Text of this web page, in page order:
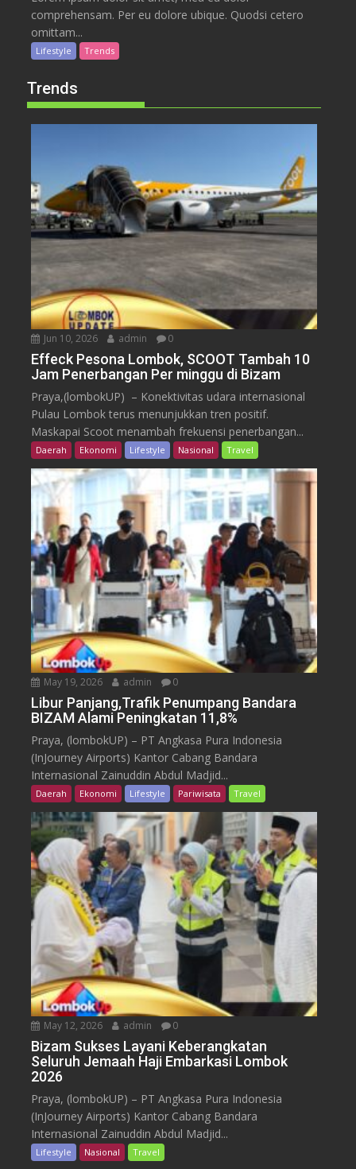
comprehensam. Per eu dolore ubique. Quodsi cetero
omittam...
Lifestyle Trends
Trends
Jun 10, 2026 admin 0
Effeck Pesona Lombok, SCOOT Tambah 10
Jam Penerbangan Per minggu di Bizam
Praya,(lombokUP) – Konektivitas udara internasional
Pulau Lombok terus menunjukkan tren positif.
Maskapai Scoot menambah frekuensi penerbangan...
Daerah Ekonomi Lifestyle Nasional Travel
May 19, 2026 admin 0
Libur Panjang,Trafik Penumpang Bandara
BIZAM Alami Peningkatan 11,8%
Praya, (lombokUP) – PT Angkasa Pura Indonesia
(InJourney Airports) Kantor Cabang Bandara
Internasional Zainuddin Abdul Madjid...
Daerah Ekonomi Lifestyle Pariwisata Travel
May 12, 2026 admin 0
Bizam Sukses Layani Keberangkatan
Seluruh Jemaah Haji Embarkasi Lombok
2026
Praya, (lombokUP) – PT Angkasa Pura Indonesia
(InJourney Airports) Kantor Cabang Bandara
Internasional Zainuddin Abdul Madjid...
Lifestyle Nasional Travel